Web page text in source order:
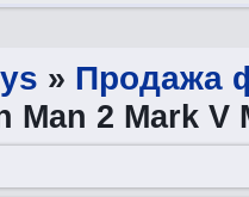
» Продажа
Man 2 Mark V